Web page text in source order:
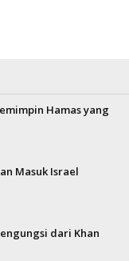
Hamas yang
Masuk Israel
dari Khan